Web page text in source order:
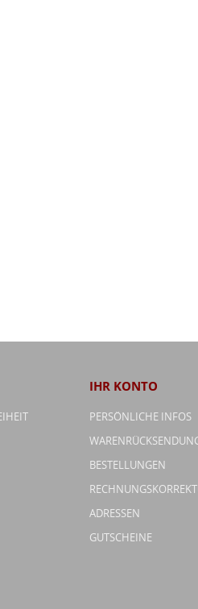
IHR KONTO
PERSÖNLICHE INFOS
BESTELLUNGEN
ADRESSEN
GUTSCHEINE